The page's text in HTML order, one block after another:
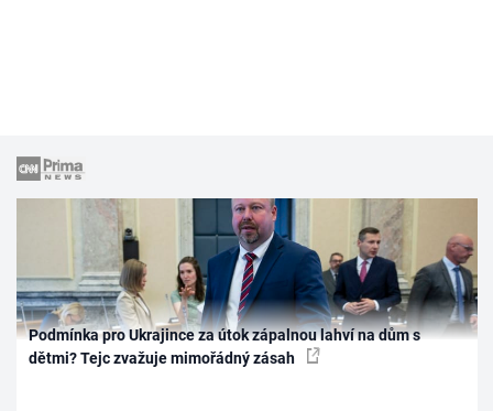
Podmínka pro Ukrajince za útok zápalnou lahví na dům s
dětmi? Tejc zvažuje mimořádný zásah